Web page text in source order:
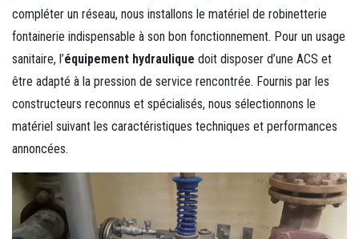
compléter un réseau, nous installons le matériel de robinetterie
fontainerie indispensable à son bon fonctionnement. Pour un usage
sanitaire, l’équipement hydraulique doit disposer d’une ACS et
être adapté à la pression de service rencontrée. Fournis par les
constructeurs reconnus et spécialisés, nous sélectionnons le
matériel suivant les caractéristiques techniques et performances
annoncées.